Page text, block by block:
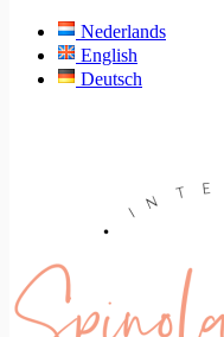
Nederlands
English
Deutsch